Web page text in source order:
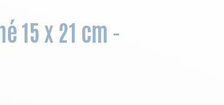
15 x 21 cm -